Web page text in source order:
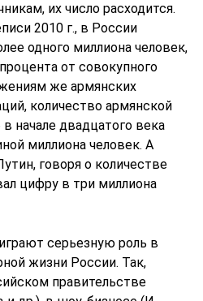
их число расходится.
2010 г., в России
одного миллиона человек,
от совокупного
же армянских
количество армянской
начале двадцатого века
миллиона человек. А
говоря о количестве
цифру в три миллиона
серьезную роль в
жизни России. Так,
правительстве